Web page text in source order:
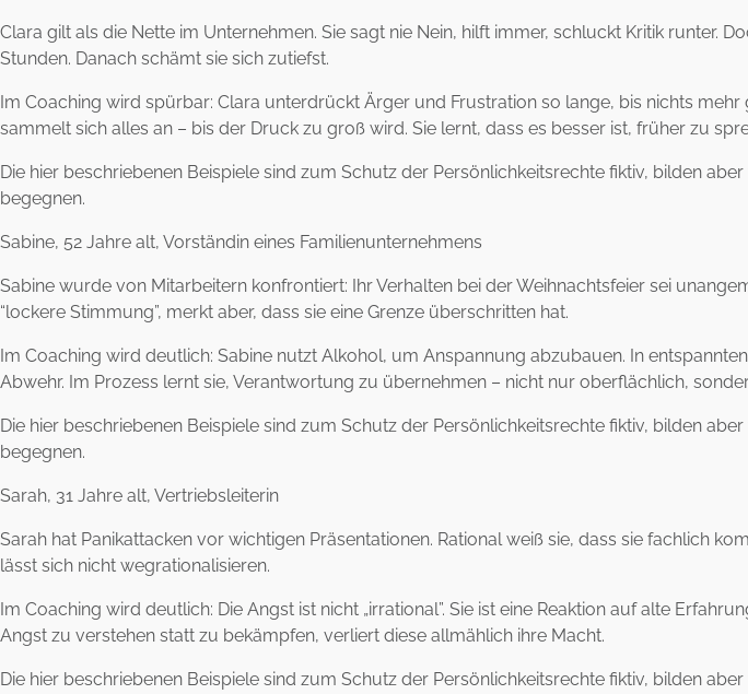
Clara gilt als die Nette im Unternehmen. Sie sagt nie Nein, hilft immer, schluckt Kritik runter.
Stunden. Danach schämt sie sich zutiefst.
Im Coaching wird spürbar: Clara unterdrückt Ärger und Frustration so lange, bis nichts
sammelt sich alles an – bis der Druck zu groß wird. Sie lernt, dass es besser ist, früher zu
Die hier beschriebenen Beispiele sind zum Schutz der Persönlichkeitsrechte fiktiv, bilden
begegnen.
Sabine, 52 Jahre alt, Vorständin eines Familienunternehmens
Sabine wurde von Mitarbeitern konfrontiert: Ihr Verhalten bei der Weihnachtsfeier sei
“lockere Stimmung”, merkt aber, dass sie eine Grenze überschritten hat.
Im Coaching wird deutlich: Sabine nutzt Alkohol, um Anspannung abzubauen. In
Abwehr. Im Prozess lernt sie, Verantwortung zu übernehmen – nicht nur oberflächlich,
Die hier beschriebenen Beispiele sind zum Schutz der Persönlichkeitsrechte fiktiv, bilden
begegnen.
Sarah, 31 Jahre alt, Vertriebsleiterin
Sarah hat Panikattacken vor wichtigen Präsentationen. Rational weiß sie, dass sie fachlich
lässt sich nicht wegrationalisieren.
Im Coaching wird deutlich: Die Angst ist nicht „irrational”. Sie ist eine Reaktion auf alte
Angst zu verstehen statt zu bekämpfen, verliert diese allmählich ihre Macht.
Die hier beschriebenen Beispiele sind zum Schutz der Persönlichkeitsrechte fiktiv, bilden